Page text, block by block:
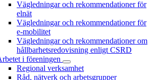
Vägledningar och rekommendationer för
elnät
Vägledningar och rekommendationer för
e-mobilitet
Vägledningar och rekommendationer om
hållbarhetsredovisning enligt CSRD
i föreningen
Regional verksamhet
Råd, nätverk och arbetsgrupper